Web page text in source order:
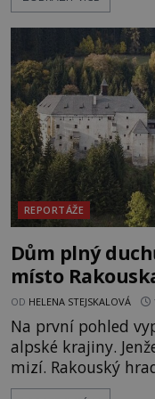
je umělá družice
1873 kilometrů,
REPORTÁŽE
Dům plný
místo
OD HELENA STEJSKALOVÁ
Na první pohled
alpské krajiny.
mizí. Rakouský
nejděsivějšího